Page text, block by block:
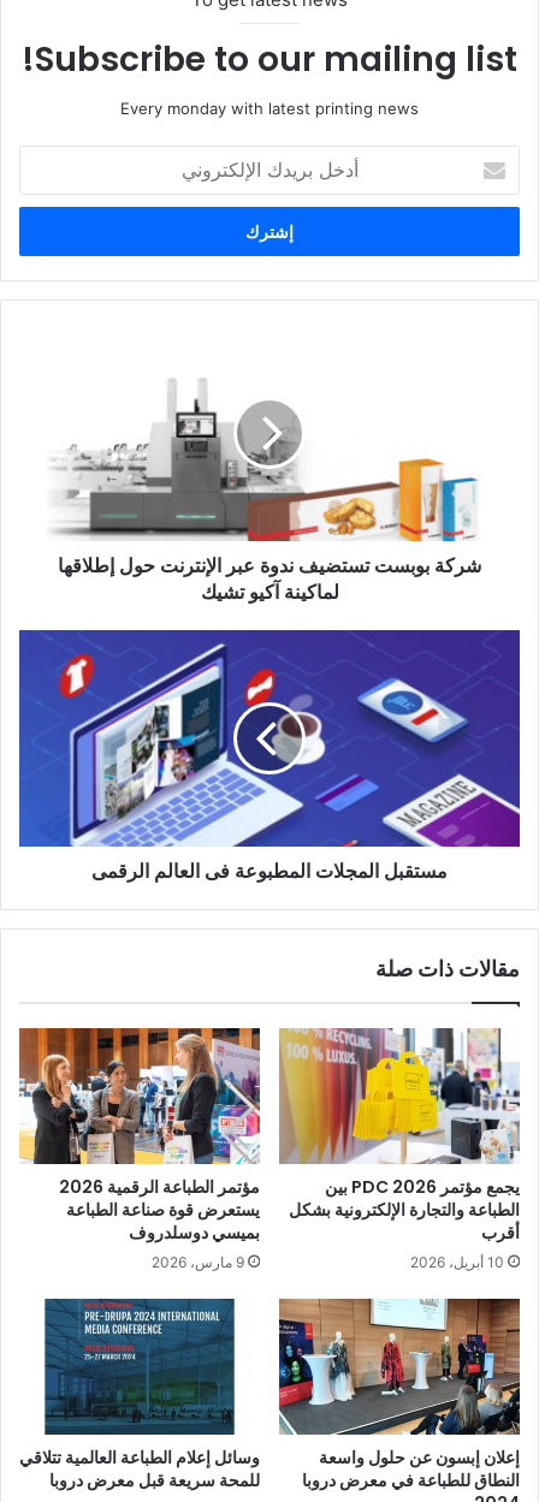
Subscribe to our mailing list!
Every monday with latest printing news
بريدك
الإلكتروني
شركة بوبست تستضيف ندوة عبر الإنترنت حول إطلاقها
لماكينة آكيو تشيك
المجلات
مستقبل المجلات المطبوعة فى العالم الرقمى
مقالات ذات صلة
يجمع مؤتمر PDC 2026 بين
الطباعة والتجارة الإلكترونية بشكل
أقرب
10 أبريل، 2026
مؤتمر الطباعة الرقمية 2026
يستعرض قوة صناعة الطباعة
بميسي دوسلدروف
9 مارس، 2026
إعلان إبسون عن حلول واسعة
النطاق للطباعة في معرض دروبا
وسائل إعلام الطباعة العالمية تتلاقي
للمحة سريعة قبل معرض دروبا